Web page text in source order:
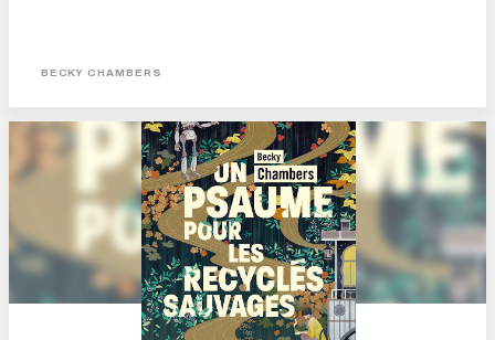
BECKY CHAMBERS